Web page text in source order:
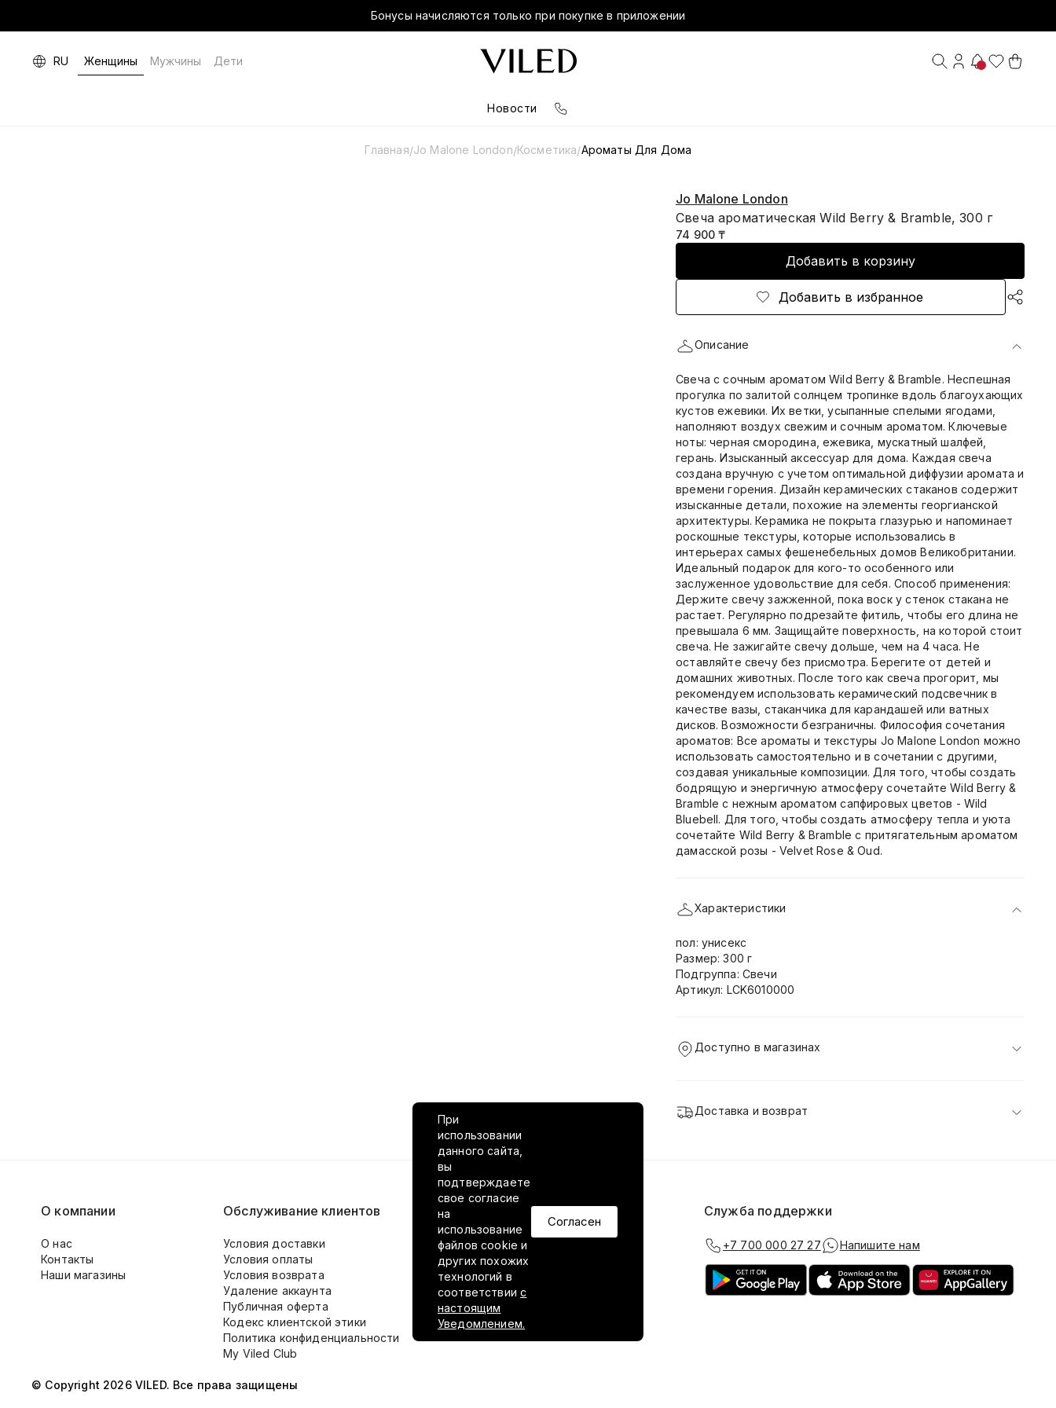
Бонусы начисляются только при покупке в приложении
RU Женщины Мужчины Дети
Новости
Главная/Jo Malone London/Косметика/Ароматы Для Дома
Jo Malone London
Свеча ароматическая Wild Berry & Bramble, 300 г
74 900 ₸
Добавить в корзину
Добавить в избранное
Описание
Свеча с сочным ароматом Wild Berry & Bramble. Неспешная
прогулка по залитой солнцем тропинке вдоль благоухающих
кустов ежевики. Их ветки, усыпанные спелыми ягодами,
наполняют воздух свежим и сочным ароматом. Ключевые
ноты: черная смородина, ежевика, мускатный шалфей,
герань. Изысканный аксессуар для дома. Каждая свеча
создана вручную с учетом оптимальной диффузии аромата и
времени горения. Дизайн керамических стаканов содержит
изысканные детали, похожие на элементы георгианской
архитектуры. Керамика не покрыта глазурью и напоминает
роскошные текстуры, которые использовались в
интерьерах самых фешенебельных домов Великобритании.
Идеальный подарок для кого-то особенного или
заслуженное удовольствие для себя. Способ применения:
Держите свечу зажженной, пока воск у стенок стакана не
растает. Регулярно подрезайте фитиль, чтобы его длина не
превышала 6 мм. Защищайте поверхность, на которой стоит
свеча. Не зажигайте свечу дольше, чем на 4 часа. Не
оставляйте свечу без присмотра. Берегите от детей и
домашних животных. После того как свеча прогорит, мы
рекомендуем использовать керамический подсвечник в
качестве вазы, стаканчика для карандашей или ватных
дисков. Возможности безграничны. Философия сочетания
ароматов: Все ароматы и текстуры Jo Malone London можно
использовать самостоятельно и в сочетании с другими,
создавая уникальные композиции. Для того, чтобы создать
бодрящую и энергичную атмосферу сочетайте Wild Berry &
Bramble с нежным ароматом сапфировых цветов - Wild
Bluebell. Для того, чтобы создать атмосферу тепла и уюта
сочетайте Wild Berry & Bramble с притягательным ароматом
дамасской розы - Velvet Rose & Oud.
Характеристики
пол: унисекс
Размер: 300 г
Подгруппа: Свечи
Артикул: LCK6010000
Доступно в магазинах
Доставка и возврат
При
использовании
данного сайта,
вы
подтверждаете
свое согласие
на
использование
файлов cookie и
других похожих
технологий в
соответствиис
настоящим
Уведомлением.
Согласен
О компании
О нас
Контакты
Наши магазины
Обслуживание клиентов
Условия доставки
Условия оплаты
Условия возврата
Удаление аккаунта
Публичная оферта
Кодекс клиентской этики
Политика конфиденциальности
My Viled Club
VILED в соцсетях Служба поддержки
+7 700 000 27 27 Напишите нам
© Copyright 2026 VILED. Все права защищены